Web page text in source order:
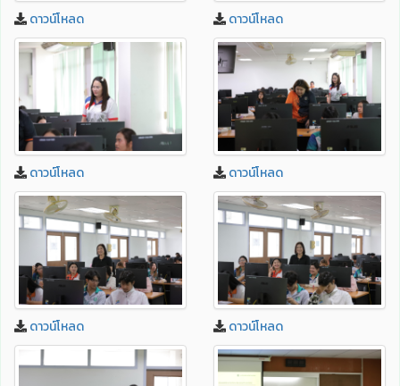
ดาวน์โหลด ดาวน์โหลด
ดาวน์โหลด ดาวน์โหลด
ดาวน์โหลด ดาวน์โหลด